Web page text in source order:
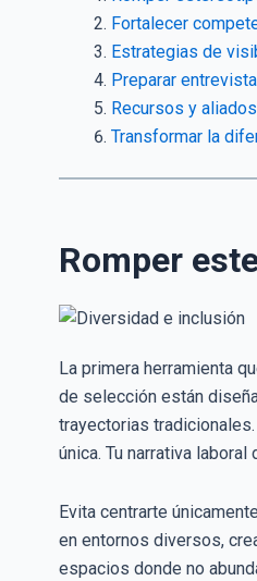
Fortalecer
Estrategias de
Preparar
Recursos y
Transformar la
Romper
La primera herramienta
de selección están
trayectorias
única. Tu narrativa
Evita centrarte
en entornos diversos,
espacios donde no